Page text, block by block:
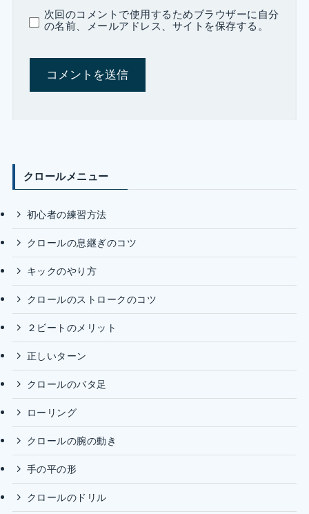
次回のコメントで使用するためブラウザーに自分
の名前、メールアドレス、サイトを保存する。
クロールメニュー
初心者の練習方法
クロールの息継ぎのコツ
キックのやり方
クロールのストロークのコツ
２ビートのメリット
正しいターン
クロールのバタ足
ローリング
クロールの腕の動き
手の平の形
クロールのドリル